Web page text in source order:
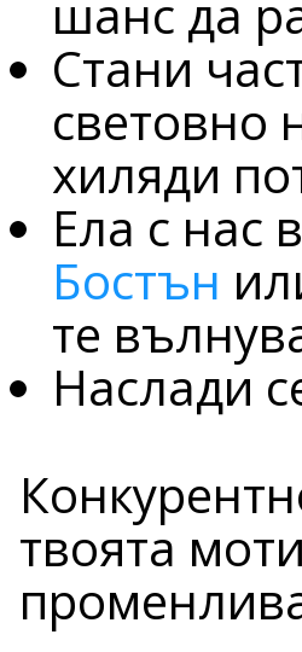
шанс да
Стани
световно
хиляди
Ела с нас в
Бостън
те
Наслади
твоята